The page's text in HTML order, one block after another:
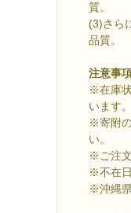
質。
(3)さら
品質。
注意事
※在庫
います
※寄附
い。
※ご注
※不在
※沖縄